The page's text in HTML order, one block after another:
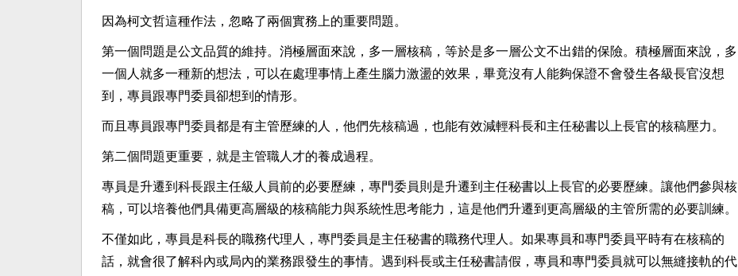
因為柯文哲這種作法，忽略了兩個實務上的重要問題。
第一個問題是公文品質的維持。消極層面來說，多一層核稿，等於是多一層公文不出錯的保險。積極層面來說，多
一個人就多一種新的想法，可以在處理事情上產生腦力激盪的效果，畢竟沒有人能夠保證不會發生各級長官沒想
到，專員跟專門委員卻想到的情形。
而且專員跟專門委員都是有主管歷練的人，他們先核稿過，也能有效減輕科長和主任秘書以上長官的核稿壓力。
第二個問題更重要，就是主管職人才的養成過程。
專員是升遷到科長跟主任級人員前的必要歷練，專門委員則是升遷到主任秘書以上長官的必要歷練。讓他們參與核
稿，可以培養他們具備更高層級的核稿能力與系統性思考能力，這是他們升遷到更高層級的主管所需的必要訓練。
不僅如此，專員是科長的職務代理人，專門委員是主任秘書的職務代理人。如果專員和專門委員平時有在核稿的
話，就會很了解科內或局內的業務跟發生的事情。遇到科長或主任秘書請假，專員和專門委員就可以無縫接軌的代